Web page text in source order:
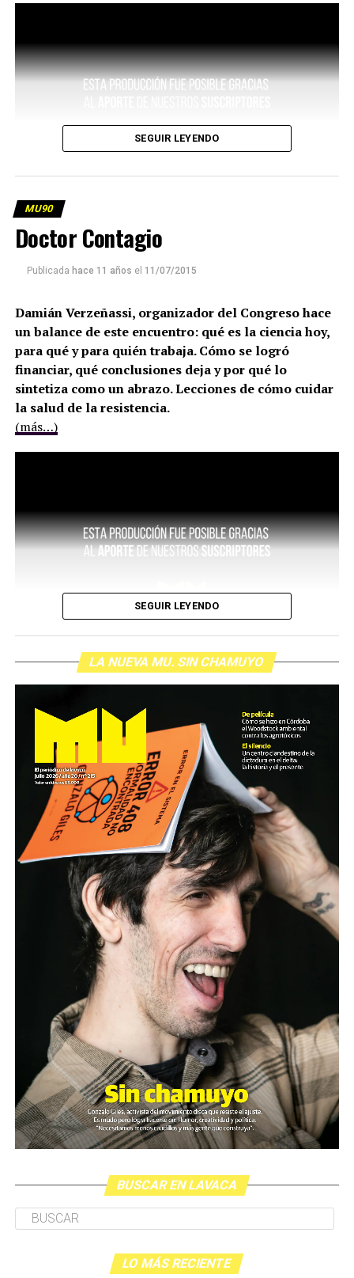
SEGUIR LEYENDO
MU90
Doctor Contagio
Publicada hace 11 años el 11/07/2015
Damián Verzeñassi, organizador del Congreso hace
un balance de este encuentro: qué es la ciencia hoy,
para qué y para quién trabaja. Cómo se logró
financiar, qué conclusiones deja y por qué lo
sintetiza como un abrazo. Lecciones de cómo cuidar
la salud de la resistencia.
(más…)
SEGUIR LEYENDO
LA NUEVA MU. SIN CHAMUYO
BUSCAR EN LAVACA
LO MÁS RECIENTE